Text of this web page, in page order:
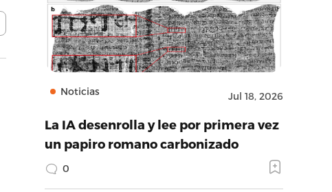
Noticias Jul 18, 2026
La IA desenrolla y lee por primera vez
un papiro romano carbonizado
0